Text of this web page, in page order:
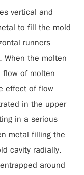
vertical and
to fill the mold
runners
When the molten
flow of molten
effect of flow
in the upper
in a serious
metal filling the
cavity radially.
around